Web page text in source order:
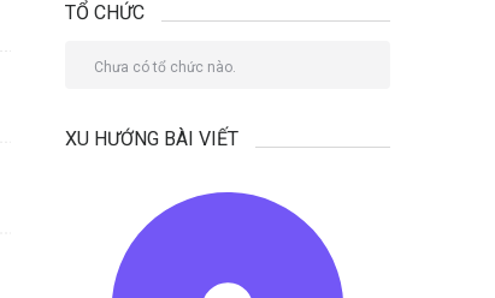
TỔ CHỨC
Chưa có tổ chức nào.
XU HƯỚNG BÀI VIẾT